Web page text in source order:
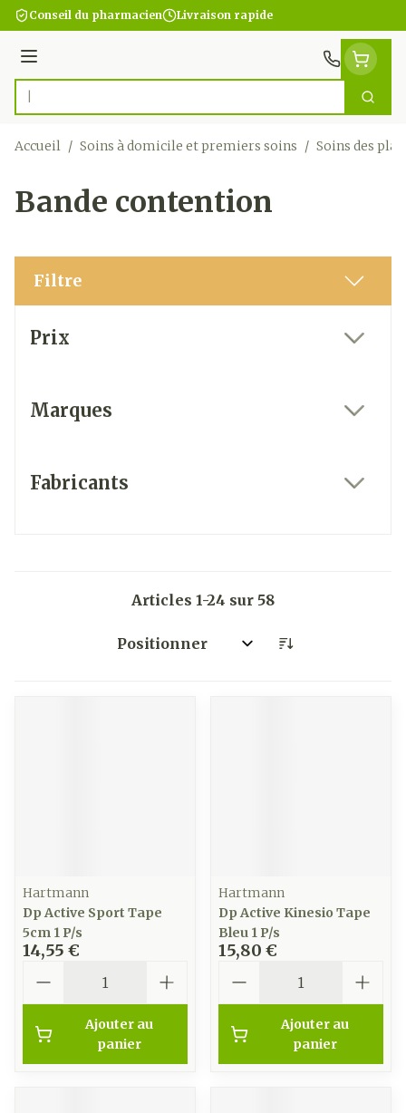
Aller au contenu
Conseil du pharmacien Livraison rapide
Menu
Rechercher
Accueil / Soins à domicile et premiers soins / Soins des
Bande contention
Filtre
Prix
Marques
Fabricants
Articles 1-24 sur 58
Trier par:
Hartmann
Dp Active Sport Tape
5cm 1 P/s
14,55 €
Ajouter au
panier
Hartmann
Dp Active Kinesio Tape
Bleu 1 P/s
15,80 €
Ajouter au
panier